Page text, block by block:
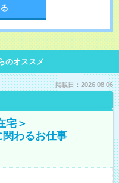
のオススメ
掲載日：2026.08.06
宅＞
わるお仕事